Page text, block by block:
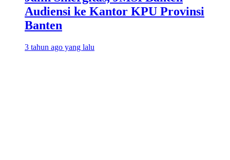
Audiensi ke Kantor KPU Provinsi
Banten
3 tahun ago yang lalu